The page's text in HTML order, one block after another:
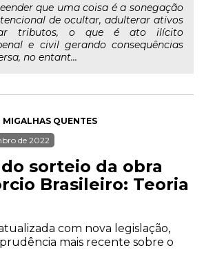
que uma coisa é a sonegação
de ocultar, adulterar ativos
tributos, o que é ato ilícito
e civil gerando consequências
no entant...
MIGALHAS QUENTES
de 2022
sorteio da obra
Brasileiro: Teoria
com nova legislação,
mais recente sobre o